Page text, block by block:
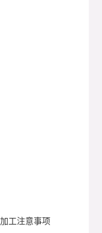
工注意事项